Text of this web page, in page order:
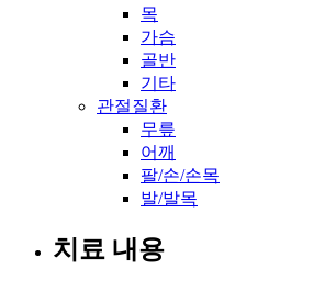
목
가슴
골반
기타
관절질환
무릎
어깨
팔/손/손목
발/발목
치료 내용